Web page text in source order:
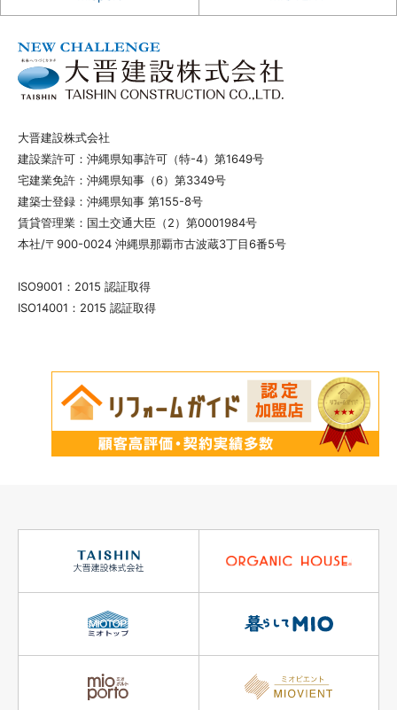
大晋建設株式会社
建設業許可：沖縄県知事許可（特-4）第1649号
宅建業免許：沖縄県知事（6）第3349号
建築士登録：沖縄県知事 第155-8号
賃貸管理業：国土交通大臣（2）第0001984号
本社/〒900-0024 沖縄県那覇市古波蔵3丁目6番5号
ISO9001：2015 認証取得
ISO14001：2015 認証取得